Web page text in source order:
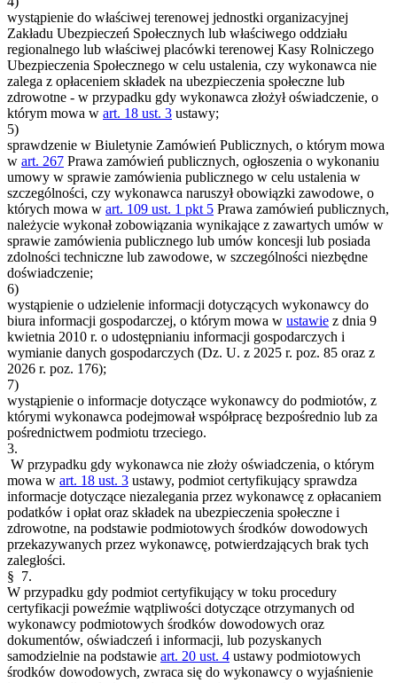
wystąpienie do właściwej terenowej jednostki organizacyjnej
Zakładu Ubezpieczeń Społecznych lub właściwego oddziału
regionalnego lub właściwej placówki terenowej Kasy Rolniczego
Ubezpieczenia Społecznego w celu ustalenia, czy wykonawca nie
zalega z opłaceniem składek na ubezpieczenia społeczne lub
zdrowotne - w przypadku gdy wykonawca złożył oświadczenie, o
którym mowa w art. 18 ust. 3 ustawy;
5)
sprawdzenie w Biuletynie Zamówień Publicznych, o którym mowa
w art. 267 Prawa zamówień publicznych, ogłoszenia o wykonaniu
umowy w sprawie zamówienia publicznego w celu ustalenia w
szczególności, czy wykonawca naruszył obowiązki zawodowe, o
których mowa w art. 109 ust. 1 pkt 5 Prawa zamówień publicznych,
należycie wykonał zobowiązania wynikające z zawartych umów w
sprawie zamówienia publicznego lub umów koncesji lub posiada
zdolności techniczne lub zawodowe, w szczególności niezbędne
doświadczenie;
6)
wystąpienie o udzielenie informacji dotyczących wykonawcy do
biura informacji gospodarczej, o którym mowa w ustawie z dnia 9
kwietnia 2010 r. o udostępnianiu informacji gospodarczych i
wymianie danych gospodarczych (Dz. U. z 2025 r. poz. 85 oraz z
2026 r. poz. 176);
7)
wystąpienie o informacje dotyczące wykonawcy do podmiotów, z
którymi wykonawca podejmował współpracę bezpośrednio lub za
pośrednictwem podmiotu trzeciego.
3.
W przypadku gdy wykonawca nie złoży oświadczenia, o którym
mowa w art. 18 ust. 3 ustawy, podmiot certyfikujący sprawdza
informacje dotyczące niezalegania przez wykonawcę z opłacaniem
podatków i opłat oraz składek na ubezpieczenia społeczne i
zdrowotne, na podstawie podmiotowych środków dowodowych
przekazywanych przez wykonawcę, potwierdzających brak tych
zaległości.
§ 7.
W przypadku gdy podmiot certyfikujący w toku procedury
certyfikacji poweźmie wątpliwości dotyczące otrzymanych od
wykonawcy podmiotowych środków dowodowych oraz
dokumentów, oświadczeń i informacji, lub pozyskanych
samodzielnie na podstawie art. 20 ust. 4 ustawy podmiotowych
środków dowodowych, zwraca się do wykonawcy o wyjaśnienie